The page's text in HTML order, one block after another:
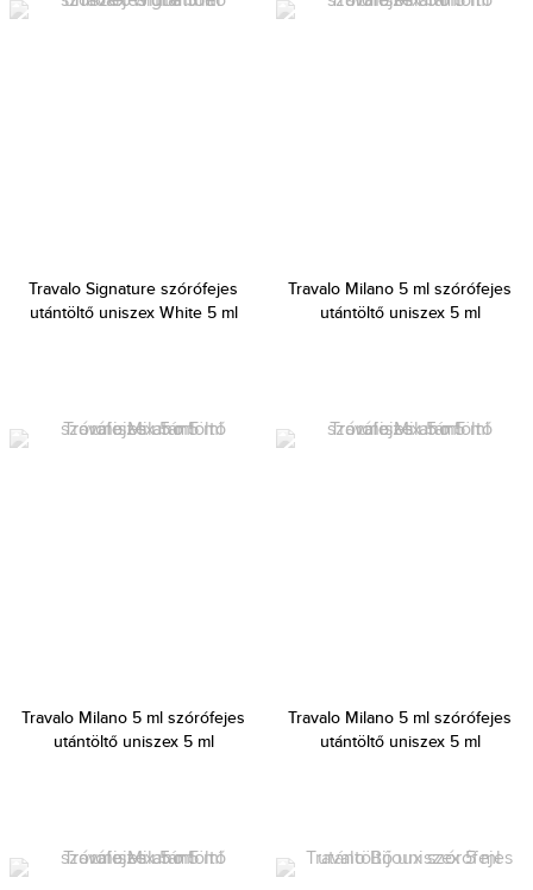
Travalo Signature szórófejes
utántöltő uniszex White 5 ml
Travalo Milano 5 ml szórófejes
utántöltő uniszex 5 ml
Travalo Milano 5 ml szórófejes
utántöltő uniszex 5 ml
Travalo Milano 5 ml szórófejes
utántöltő uniszex 5 ml